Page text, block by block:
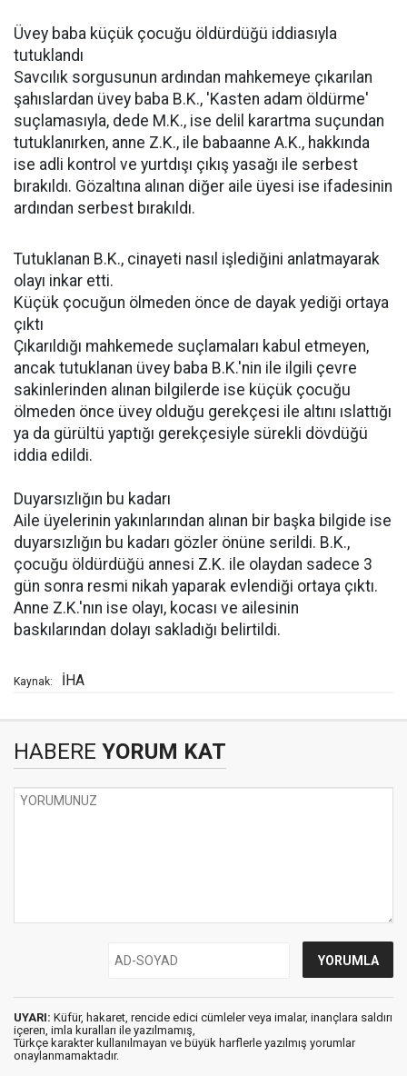
Üvey baba küçük çocuğu öldürdüğü iddiasıyla
tutuklandı
Savcılık sorgusunun ardından mahkemeye çıkarılan
şahıslardan üvey baba B.K., 'Kasten adam öldürme'
suçlamasıyla, dede M.K., ise delil karartma suçundan
tutuklanırken, anne Z.K., ile babaanne A.K., hakkında
ise adli kontrol ve yurtdışı çıkış yasağı ile serbest
bırakıldı. Gözaltına alınan diğer aile üyesi ise ifadesinin
ardından serbest bırakıldı.
Tutuklanan B.K., cinayeti nasıl işlediğini anlatmayarak
olayı inkar etti.
Küçük çocuğun ölmeden önce de dayak yediği ortaya
çıktı
Çıkarıldığı mahkemede suçlamaları kabul etmeyen,
ancak tutuklanan üvey baba B.K.'nin ile ilgili çevre
sakinlerinden alınan bilgilerde ise küçük çocuğu
ölmeden önce üvey olduğu gerekçesi ile altını ıslattığı
ya da gürültü yaptığı gerekçesiyle sürekli dövdüğü
iddia edildi.
Duyarsızlığın bu kadarı
Aile üyelerinin yakınlarından alınan bir başka bilgide ise
duyarsızlığın bu kadarı gözler önüne serildi. B.K.,
çocuğu öldürdüğü annesi Z.K. ile olaydan sadece 3
gün sonra resmi nikah yaparak evlendiği ortaya çıktı.
Anne Z.K.'nın ise olayı, kocası ve ailesinin
baskılarından dolayı sakladığı belirtildi.
Kaynak: İHA
HABERE YORUM KAT
UYARI: Küfür, hakaret, rencide edici cümleler veya imalar, inançlara saldırı
içeren, imla kuralları ile yazılmamış,
Türkçe karakter kullanılmayan ve büyük harflerle yazılmış yorumlar
onaylanmamaktadır.